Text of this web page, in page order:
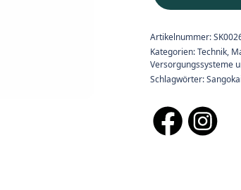
Artikelnummer:
Kategorien:Technik,
Versorgungssysteme
Schlagwörter:Sangokai